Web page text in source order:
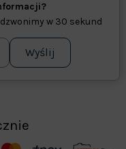
w 30 sekund
Wyślij